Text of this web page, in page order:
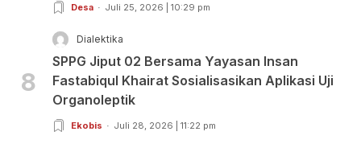
Desa Juli 25, 2026 | 10:29 pm
8
Dialektika
SPPG Jiput 02 Bersama Yayasan Insan
Fastabiqul Khairat Sosialisasikan Aplikasi Uji
Organoleptik
Ekobis Juli 28, 2026 | 11:22 pm